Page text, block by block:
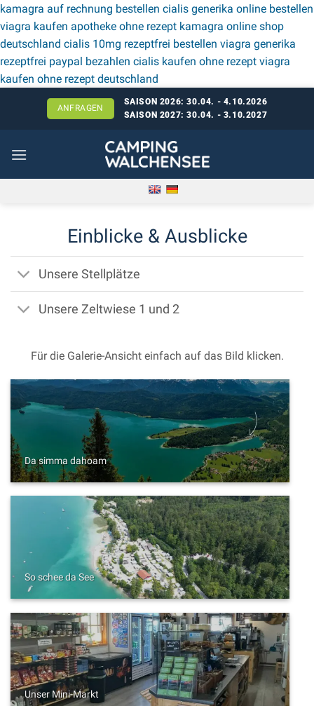
kamagra auf rechnung bestellen cialis generika online bestellen
viagra kaufen apotheke ohne rezept kamagra online shop
deutschland cialis 10mg rezeptfrei bestellen viagra generika
rezeptfrei paypal bezahlen cialis kaufen ohne rezept viagra
kaufen ohne rezept deutschland
Inhalt
springen
ANFRAGEN
SAISON 2026: 30.04. - 4.10.2026
SAISON 2027: 30.04. - 3.10.2027
Einblicke & Ausblicke
Unsere Stellplätze
Unsere Zeltwiese 1 und 2
Für die Galerie-Ansicht einfach auf das Bild klicken.
Da simma dahoam
So schee da See
Unser Mini-Markt